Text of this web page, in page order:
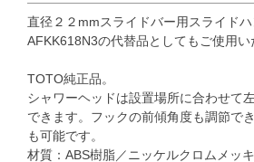
直径２２mmスライドバー用スライドハ
AFKK618N3の代替品としてもご使用い
TOTO純正品。
シャワーヘッドは設置場所に合わせて
できます。フックの前傾角度も調節で
も可能です。
材質：ABS樹脂／ニッケルクロムメッ